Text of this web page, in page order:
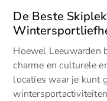
De Beste
Hoewel Leeuwarden
charme en culturele
locaties waar je kunt